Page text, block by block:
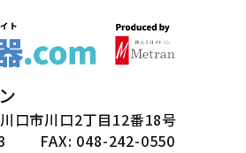
口市川口2丁目12番18号
FAX: 048-242-0550